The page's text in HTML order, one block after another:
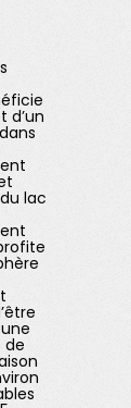
d’un
lac
de